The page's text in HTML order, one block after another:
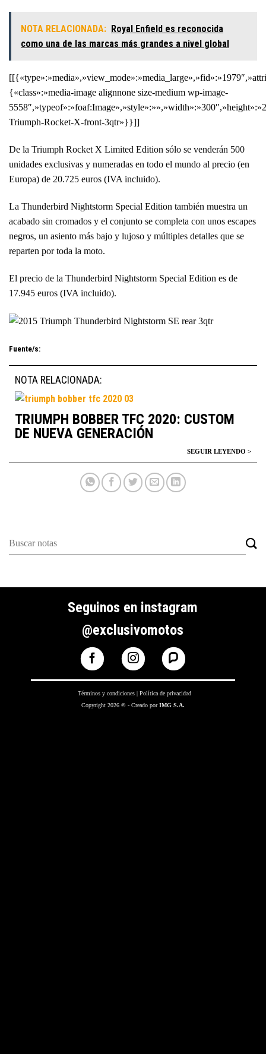
NOTA RELACIONADA: Royal Enfield es reconocida
como una de las marcas más grandes a nivel global
{«class»:»media-image alignnone size-medium wp-image-
Triumph-Rocket-X-front-3qtr»}}]]
De la Triumph Rocket X Limited Edition sólo se venderán 500
unidades exclusivas y numeradas en todo el mundo al precio (en
Europa) de 20.725 euros (IVA incluido).
La Thunderbird Nightstorm Special Edition también muestra un
acabado sin cromados y el conjunto se completa con unos escapes
negros, un asiento más bajo y lujoso y múltiples detalles que se
reparten por toda la moto.
El precio de la Thunderbird Nightstorm Special Edition es de
17.945 euros (IVA incluido).
Fuente/s:
NOTA RELACIONADA:
TRIUMPH BOBBER TFC 2020: CUSTOM
DE NUEVA GENERACIÓN
Seguinos en instagram
@exclusivomotos
Términos y condiciones |Política de privacidad
Copyright 2026 © - Creado porIMG S.A.